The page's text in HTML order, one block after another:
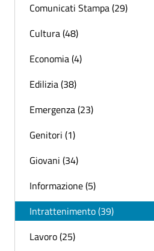
Comunicati Stampa (29)
Cultura (48)
Economia (4)
Edilizia (38)
Emergenza (23)
Genitori (1)
Giovani (34)
Informazione (5)
Intrattenimento (39)
Lavoro (25)